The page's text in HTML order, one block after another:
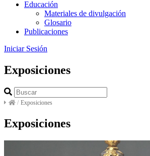
Educación
Materiales de divulgación
Glosario
Publicaciones
Iniciar Sesión
Exposiciones
/ Exposiciones
Exposiciones